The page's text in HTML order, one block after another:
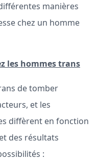
manières
chez un homme
les hommes trans
de tomber
et les
diffèrent en fonction
des résultats
: